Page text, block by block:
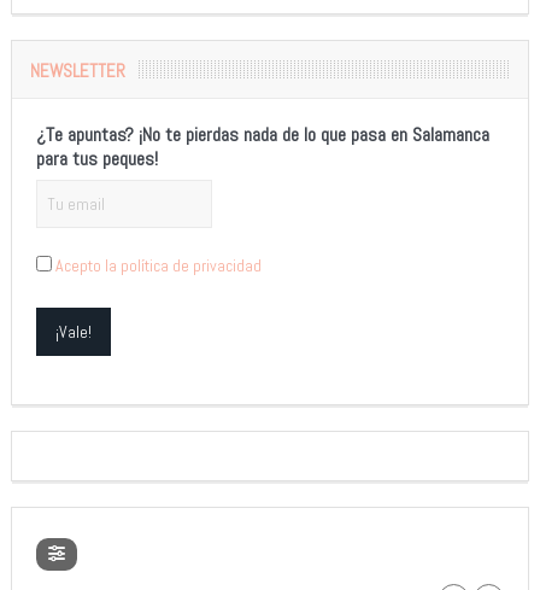
NEWSLETTER
¿Te apuntas? ¡No te pierdas nada de lo que pasa en Salamanca
para tus peques!
Acepto la política de privacidad